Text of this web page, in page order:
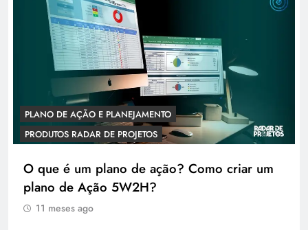
PLANO DE AÇÃO E PLANEJAMENTO
PRODUTOS RADAR DE PROJETOS
O que é um plano de ação? Como criar um
plano de Ação 5W2H?
11 meses ago